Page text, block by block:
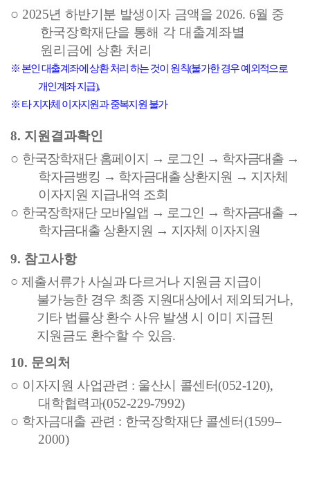
○ 2025년 하반기분 발생이자 금액을2026. 6월 중
한국장학재단을 통해 각 대출계좌별
원리금에 상환 처리
※ 본인 대출계좌에 상환 처리 하는 것이 원칙(불가한 경우 예외적으로
개인계좌 지급),
※ 타 지자체 이자지원과 중복지원 불가
8. 지원결과확인
○ 한국장학재단 홈페이지 → 로그인 → 학자금대출 →
학자금뱅킹 → 학자금대출 상환지원 → 지자체
이자지원 지급내역 조회
○ 한국장학재단 모바일앱 → 로그인 → 학자금대출 →
학자금대출 상환지원 → 지자체 이자지원
9. 참고사항
○ 제출서류가 사실과 다르거나 지원금 지급이
불가능한 경우 최종 지원대상에서 제외되거나,
기타 법률상 환수 사유 발생 시 이미 지급된
지원금도 환수할 수 있음.
10. 문의처
○ 이자지원 사업관련 : 울산시 콜센터(052-120),
대학협력과(052-229-7992)
○ 학자금대출 관련 : 한국장학재단 콜센터(1599–
2000)